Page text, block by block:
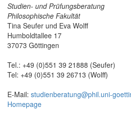
Studien- und Prüfungsberatung
Philosophische Fakultät
Tina Seufer und Eva Wolff
Humboldtallee 17
37073 Göttingen
Tel.: +49 (0)551 39 21888 (Seufer)
Tel: +49 (0)551 39 26713 (Wolff)
E-Mail: studienberatung@phil.uni-
Homepage